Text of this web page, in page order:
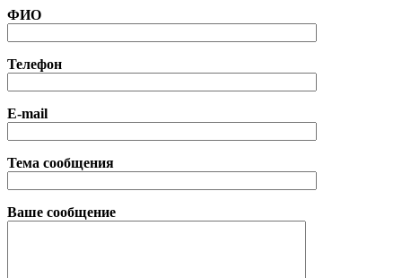
ФИО
Телефон
E-mail
Тема сообщения
Ваше сообщение